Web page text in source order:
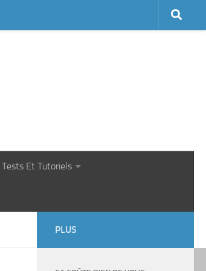
Tests Et Tutoriels
PLUS